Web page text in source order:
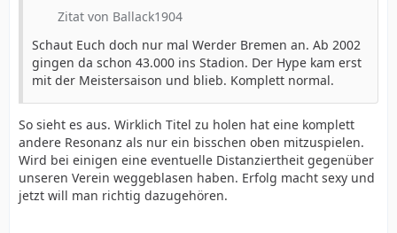
Zitat von Ballack1904
Schaut Euch doch nur mal Werder Bremen an. Ab 2002
gingen da schon 43.000 ins Stadion. Der Hype kam erst
mit der Meistersaison und blieb. Komplett normal.
So sieht es aus. Wirklich Titel zu holen hat eine komplett
andere Resonanz als nur ein bisschen oben mitzuspielen.
Wird bei einigen eine eventuelle Distanziertheit gegenüber
unseren Verein weggeblasen haben. Erfolg macht sexy und
jetzt will man richtig dazugehören.